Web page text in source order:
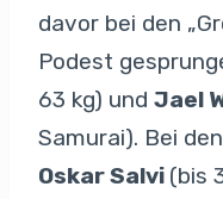
davor bei den
Podest
63 kg) und Jael
Samurai). Bei
Oskar Salvi (bis